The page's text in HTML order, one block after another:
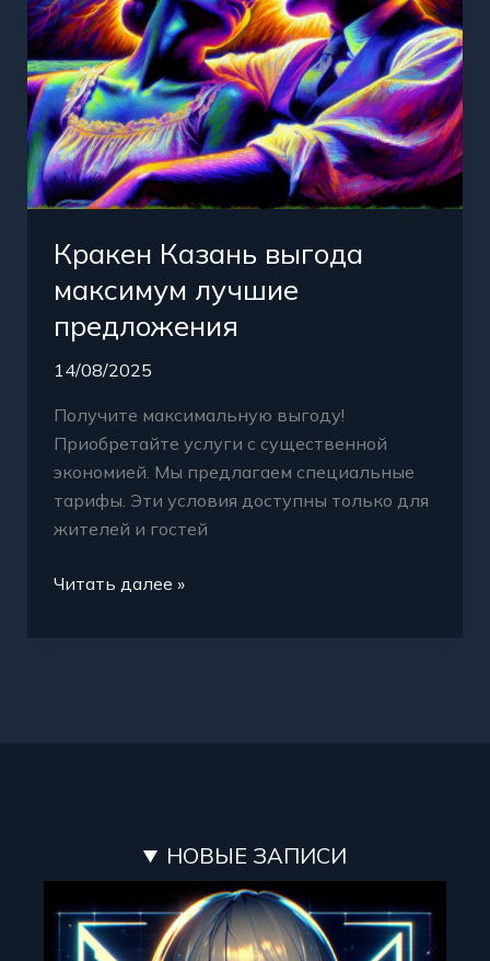
Кракен Казань выгода
максимум лучшие
предложения
14/08/2025
Получите максимальную выгоду!
Приобретайте услуги с существенной
экономией. Мы предлагаем специальные
тарифы. Эти условия доступны только для
жителей и гостей
Читать далее »
НОВЫЕ ЗАПИСИ